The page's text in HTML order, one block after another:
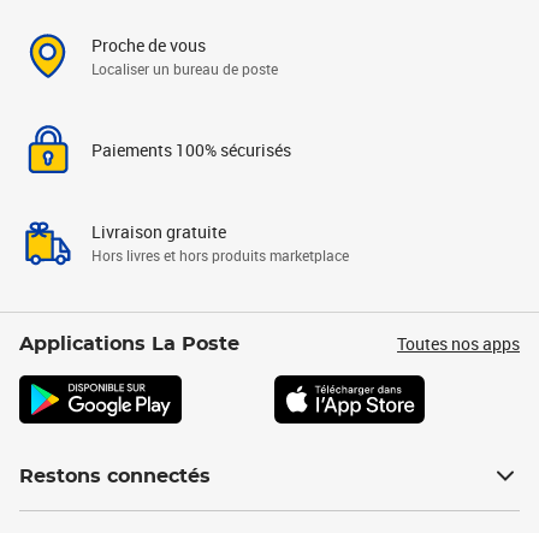
Proche de vous
Localiser un bureau de poste
Paiements 100% sécurisés
Livraison gratuite
Hors livres et hors produits marketplace
Applications La Poste Toutes nos apps
Restons connectés